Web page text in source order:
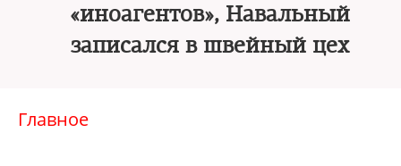
«иноагентов», Навальный
записался в швейный цех
Главное